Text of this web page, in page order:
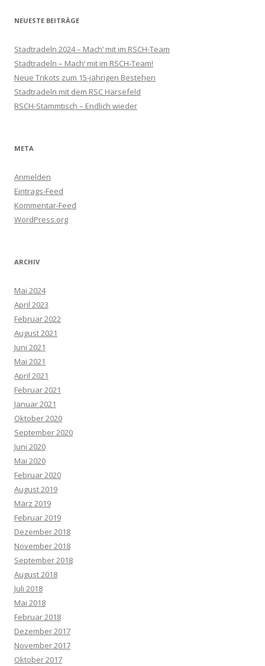
NEUESTE BEITRÄGE
Stadtradeln 2024 – Mach‘ mit im RSCH-Team
Stadtradeln – Mach‘ mit im RSCH-Team!
Neue Trikots zum 15-jährigen Bestehen
Stadtradeln mit dem RSC Harsefeld
RSCH-Stammtisch – Endlich wieder
META
Anmelden
Eintrags-Feed
Kommentar-Feed
WordPress.org
ARCHIV
Mai 2024
April 2023
Februar 2022
August 2021
Juni 2021
Mai 2021
April 2021
Februar 2021
Januar 2021
Oktober 2020
September 2020
Juni 2020
Mai 2020
Februar 2020
August 2019
März 2019
Februar 2019
Dezember 2018
November 2018
September 2018
August 2018
Juli 2018
Mai 2018
Februar 2018
Dezember 2017
November 2017
Oktober 2017